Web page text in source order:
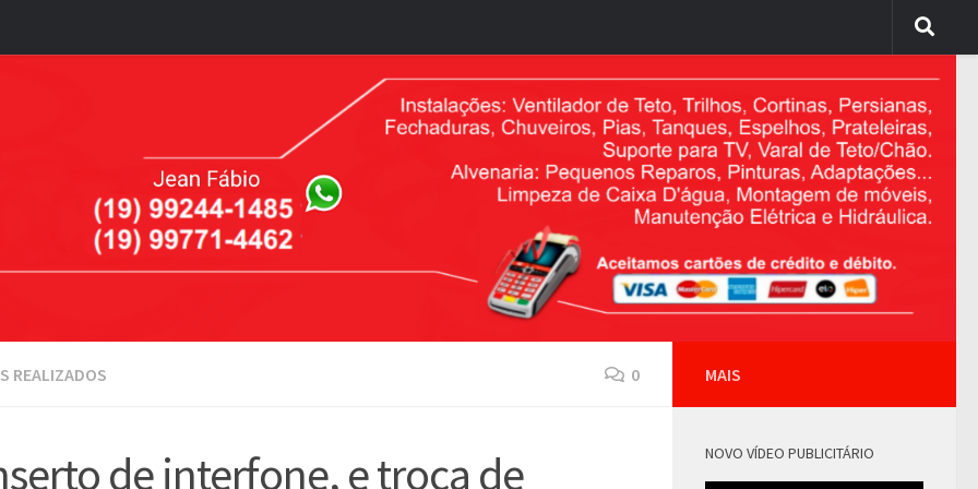
REALIZADOS 0
de interfone, e troca de
MAIS
NOVO VÍDEO PUBLICITÁRIO